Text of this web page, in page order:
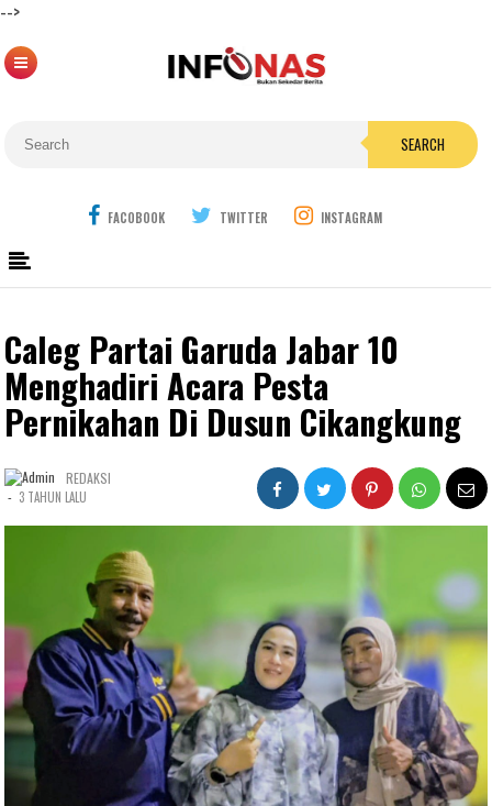
-->
SEARCH
FACOBOOK TWITTER INSTAGRAM
Caleg Partai Garuda Jabar 10
Menghadiri Acara Pesta
Pernikahan Di Dusun Cikangkung
REDAKSI
- 3 TAHUN LALU